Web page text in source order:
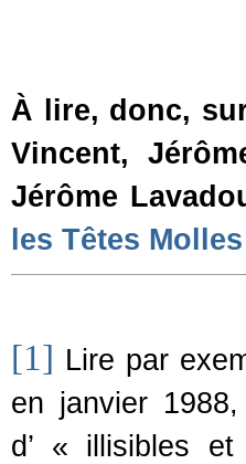
À lire, donc,
Vincent,
Jérôme
les Têtes Molles
[1] Lire par
en janvier
d’ « illisibles